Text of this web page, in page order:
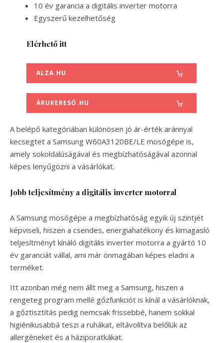
10 év garancia a digitális inverter motorra
Egyszerű kezelhetőség
Elérhető itt
ALZA.HU
ÁRUKERESŐ.HU
A belépő kategóriában különösen jó ár-érték aránnyal
kecsegtet a Samsung W60A3120BE/LE mosógépe is,
amely sokoldalúságával és megbízhatóságával azonnal
képes lenyűgözni a vásárlókat.
Jobb teljesítmény a digitális inverter motorral
A Samsung mosógépe a megbízhatóság egyik új szintjét
képviseli, hiszen a csendes, energiahatékony és kimagasló
teljesítményt kínáló digitális inverter motorra a gyártó 10
év garanciát vállal, ami már önmagában képes eladni a
terméket.
Itt azonban még nem állt meg a Samsung, hiszen a
rengeteg program mellé gőzfunkciót is kínál a vásárlóknak,
a gőztisztítás pedig nemcsak frissebbé, hanem sokkal
higiénikusabbá teszi a ruhákat, eltávolítva belőlük az
allergéneket és a háziporatkákat.